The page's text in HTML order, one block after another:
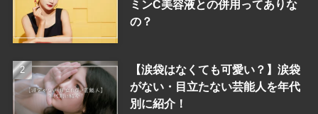
ミンC美容液との併用ってありな
の？
【涙袋はなくても可愛い？】涙袋
がない・目立たない芸能人を年代
別に紹介！